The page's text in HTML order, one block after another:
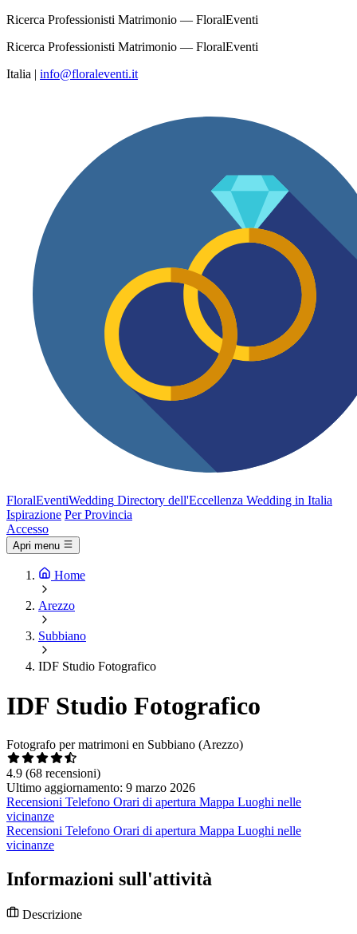
Ricerca Professionisti Matrimonio — FloralEventi
Ricerca Professionisti Matrimonio — FloralEventi
Italia | info@floraleventi.it
FloralEventiWedding Directory dell'Eccellenza Wedding in Italia
Ispirazione Per Provincia
Accesso
Apri menu
Home
Arezzo
Subbiano
IDF Studio Fotografico
IDF Studio Fotografico
Fotografo per matrimoni en Subbiano (Arezzo)
4.9 (68 recensioni)
Ultimo aggiornamento: 9 marzo 2026
Recensioni Telefono Orari di apertura Mappa Luoghi nelle
vicinanze
Recensioni Telefono Orari di apertura Mappa Luoghi nelle
vicinanze
Informazioni sull'attività
Descrizione